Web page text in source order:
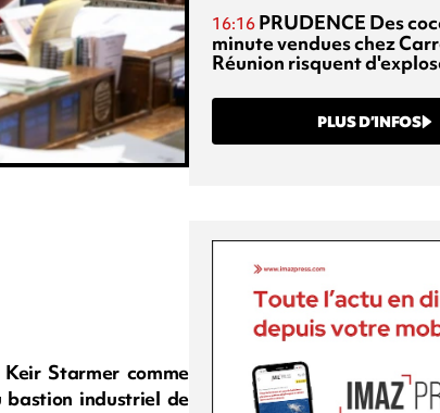
Starmer comme
bastion industriel de
16:16 PRUDENCE Des
minute vendues chez
Réunion risquent
PLUS D’INFOS